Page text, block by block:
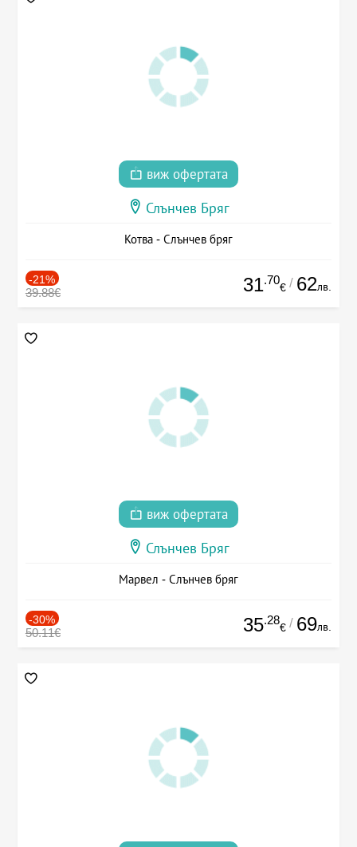
виж офертата
Слънчев Бряг
Котва - Слънчев бряг
-21%
39.88€ 31.70
€ / 62лв.
виж офертата
Слънчев Бряг
Марвел - Слънчев бряг
-30%
50.11€ 35.28
€ / 69лв.